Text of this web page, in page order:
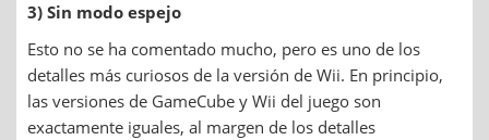
3) Sin modo espejo
Esto no se ha comentado mucho, pero es uno de los
detalles más curiosos de la versión de Wii. En principio,
las versiones de GameCube y Wii del juego son
exactamente iguales, al margen de los detalles